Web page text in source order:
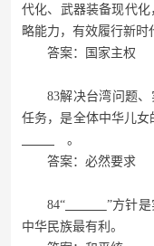
代化、武器装备现代化
略能力，有效履行新时
答案：国家主权
83解决台湾问题、
任务，是全体中华儿
。
答案：必然要求
84“
”方针
中华民族最有利。